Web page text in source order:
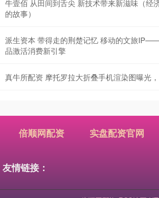
牛壹佰 从田间到舌尖 新技术带来新滋味（经
的故事）
派生资本 带得走的荆楚记忆 移动的文旅
品激活消费新引擎
真牛所配资 摩托罗拉大折叠手机渲染图曝光
倍顺网配资 实盘配资官网
友情链接：